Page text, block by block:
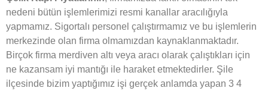
nedeni bütün işlemlerimizi resmi kanallar aracılığıyla
yapmamız. Sigortalı personel çalıştırmamız ve bu işlemlerin
merkezinde olan firma olmamızdan kaynaklanmaktadır.
Birçok firma merdiven altı veya aracı olarak çalıştıkları için
ne kazansam iyi mantığı ile haraket etmektedirler. Şile
ilçesinde bizim yaptığımız işi gerçek anlamda yapan 3 4